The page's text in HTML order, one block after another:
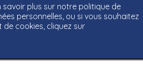
savoir plus sur notre politique de
personnelles, ou si vous souhaitez
cookies, cliquez sur